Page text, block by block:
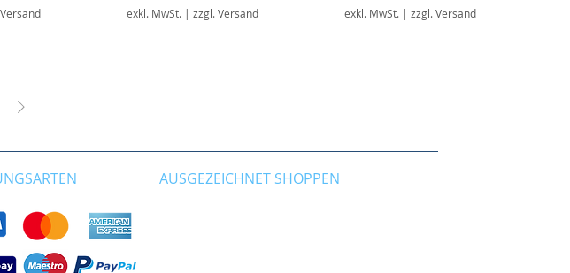
exkl. MwSt. | zzgl. Versand exkl. MwSt. | zzgl. Versand
AUSGEZEICHNET SHOPPEN